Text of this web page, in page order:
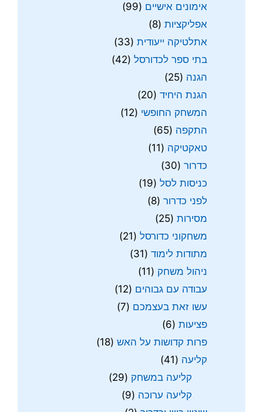
אימונים אישיים (99)
אפליקציות (8)
אתלטיקה ייעודית (33)
בתי ספר לכדורסל (42)
הגנה (25)
הגנת היחיד (20)
המשחק החופשי (12)
התקפה (65)
טאקטיקה (11)
כדרור (30)
כניסות לסל (19)
לפני כדרור (8)
מסירות (25)
משחקוני כדורסל (21)
מתודות לימוד (31)
ניהול משחק (11)
עבודה עם גבוהים (12)
עשו זאת בעצמכם (7)
פציעות (6)
פרות קדושות על האש (18)
קליעה (41)
קליעה במשחק (29)
קליעה ערוכה (9)